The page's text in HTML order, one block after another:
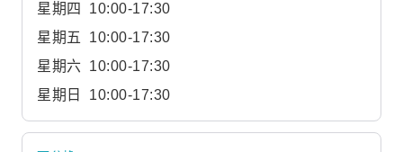
星期四
10:00-17:30
星期五
10:00-17:30
星期六 10:00-17:30
星期日
10:00-17:30